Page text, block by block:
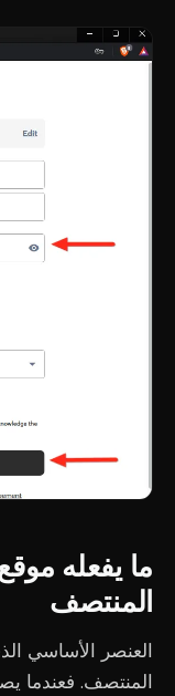
المنتصف
العنصر الأساسي